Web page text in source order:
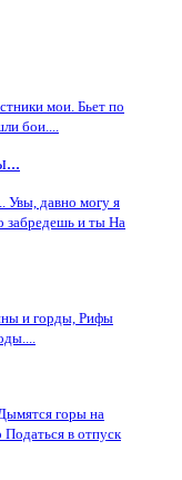
мои. Бьет по
бои....
Увы, давно могу я
забредешь и ты На
и горды, Рифы
горы на
в отпуск